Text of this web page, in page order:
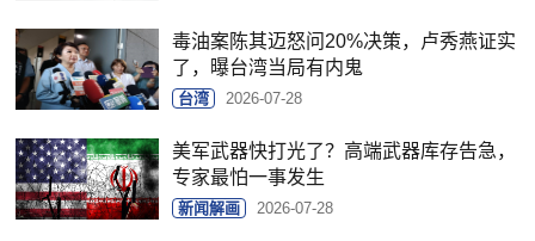
毒油案陈其迈怒问20%决策，卢秀燕证实
了，曝台湾当局有内鬼
台湾 2026-07-28
美军武器快打光了？高端武器库存告急，
专家最怕一事发生
新闻解画 2026-07-28